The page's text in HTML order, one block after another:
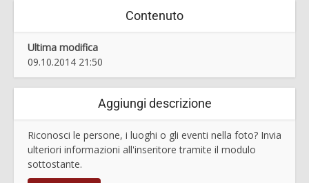
Contenuto
Ultima modifica
09.10.2014 21:50
Aggiungi descrizione
Riconosci le persone, i luoghi o gli eventi nella foto? Invia
ulteriori informazioni all'inseritore tramite il modulo
sottostante.